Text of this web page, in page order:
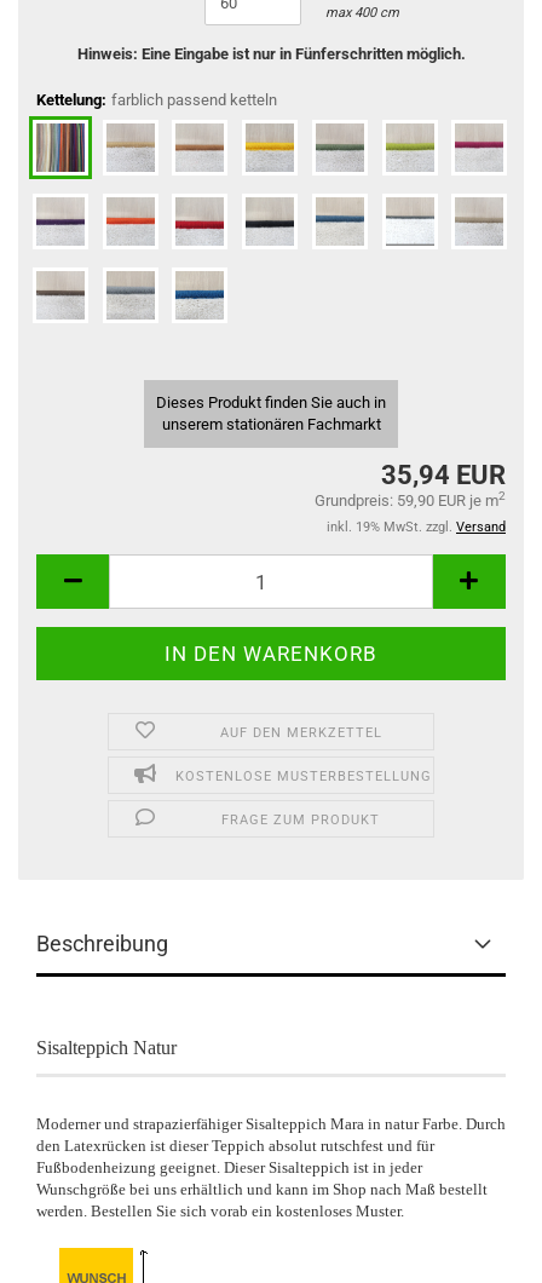
max 400 cm
Hinweis: Eine Eingabe ist nur in Fünferschritten möglich.
Kettelung: farblich passend ketteln
Dieses Produkt finden Sie auch in
unserem stationären Fachmarkt
35,94 EUR
Grundpreis: 59,90 EUR je m2
inkl. 19% MwSt. zzgl. Versand
AUF DEN MERKZETTEL
KOSTENLOSE MUSTERBESTELLUNG
FRAGE ZUM PRODUKT
Beschreibung
Sisalteppich Natur
Moderner und strapazierfähiger Sisalteppich Mara in natur Farbe. Durch
den Latexrücken ist dieser Teppich absolut rutschfest und für
Fußbodenheizung geeignet. Dieser Sisalteppich ist in jeder
Wunschgröße bei uns erhältlich und kann im Shop nach Maß bestellt
werden. Bestellen Sie sich vorab ein kostenloses Muster.